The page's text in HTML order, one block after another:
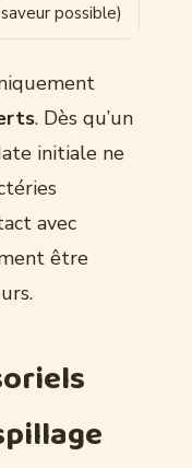
saveur possible)
. Dès qu’un
initiale ne
avec
être